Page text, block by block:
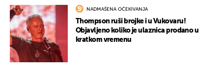
NADMAŠENA OČEKIVANJA
Thompson ruši brojke i u Vukovaru!
Objavljeno koliko je ulaznica prodano u
kratkom vremenu